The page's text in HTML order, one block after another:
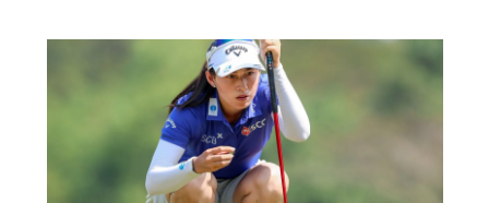
จุฑานุกาล, "เมียว" ปาจรีย์ อนันต์นฤการ, "พราว" ชเนตตี วรรณ
แสน, "เปียโน" อาภิชญา ยุบล, จัสมิน สุวัณณะปุระ และ "โม" โมรี
ยา จุฑานุกาล ร่วมประชันกับโปรสาวระดับโลก ชิงเงินรางวัลรวม
กว่า 105.7 ล้านบาท